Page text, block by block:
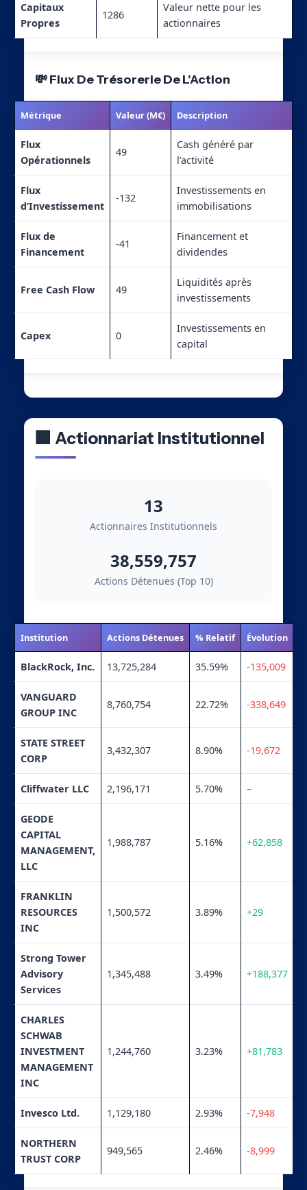
Capitaux
Propres
1286
Valeur nette pour les
actionnaires
💸 Flux De Trésorerie De L’Action
Métrique Valeur (M€) Description
Flux
Opérationnels
49
Cash généré par
l’activité
Flux
d’Investissement
-132
Investissements en
immobilisations
Flux de
Financement
-41
Financement et
dividendes
Free Cash Flow 49
Liquidités après
investissements
Capex 0
Investissements en
capital
🏢 Actionnariat Institutionnel
13
Actionnaires Institutionnels
38,559,757
Actions Détenues (Top 10)
Institution Actions Détenues % Relatif Évolution
BlackRock, Inc. 13,725,284 35.59% -135,009
VANGUARD
GROUP INC
8,760,754 22.72% -338,649
STATE STREET
CORP
3,432,307 8.90% -19,672
Cliffwater LLC 2,196,171 5.70% –
GEODE
CAPITAL
MANAGEMENT,
LLC
1,988,787 5.16% +62,858
FRANKLIN
RESOURCES
INC
1,500,572 3.89% +29
Strong Tower
Advisory
Services
1,345,488 3.49% +188,377
CHARLES
SCHWAB
INVESTMENT
MANAGEMENT
INC
1,244,760 3.23% +81,783
Invesco Ltd. 1,129,180 2.93% -7,948
NORTHERN
TRUST CORP
949,565 2.46% -8,999